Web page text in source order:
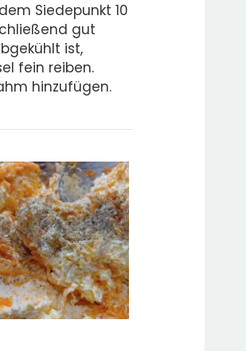
Siedepunkt 10
gut
ist,
fein reiben.
hinzufügen.